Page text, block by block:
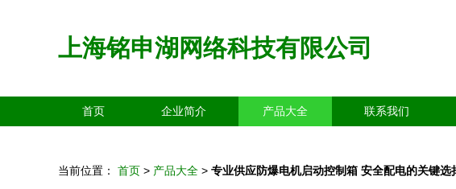
上海铭申湖网络科技有限公司
首页 企业简介 产品大全 联系我们
当前位置： 首页 > 产品大全 > 专业供应防爆电机启动控制箱 安全配电的关键选